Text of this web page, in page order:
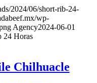
2024/06/short-rib-24-
wp-
Agency2024-06-01
24 Horas
Chilhuacle